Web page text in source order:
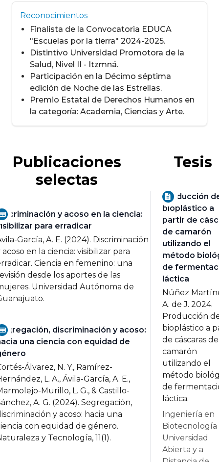
Reconocimientos
Finalista de la Convocatoria EDUCA
"Escuelas por la tierra" 2024-2025.
Distintivo Universidad Promotora de la
Salud, Nivel II - Itzmná.
Participación en la Décimo séptima
edición de Noche de las Estrellas.
Premio Estatal de Derechos Humanos en
la categoría: Academia, Ciencias y Arte.
Publicaciones
selectas
y acoso en la ciencia:
para erradicar
García, A. E. (2024). Discriminación
acoso en la ciencia: visibilizar para
Ciencia en femenino: una
desde los aportes de las
Universidad Autónoma de
discriminación y acoso:
una ciencia con equidad de
Álvarez, N. Y., Ramírez-
L. A., Ávila-García, A. E.,
Murillo, L. G., & Castillo-
A. G. (2024). Segregación,
y acoso: hacia una
con equidad de género.
y Tecnología, 11(1).
Tesis
Producción
bioplástico a
partir de
de camarón
utilizando el
método
de
láctica
Núñez
A. de J. 2024.
Producción
bioplástico a
de cáscaras de
camarón
utilizando el
método
de
láctica.
Ingeniería en
Biotecnología
Universidad
Abierta y a